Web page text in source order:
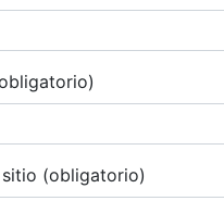
(obligatorio)